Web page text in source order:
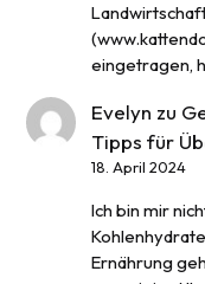
eingetragen,
Evelyn zu
Tipps für
18. April 2024
Ich bin mir
Ernährung